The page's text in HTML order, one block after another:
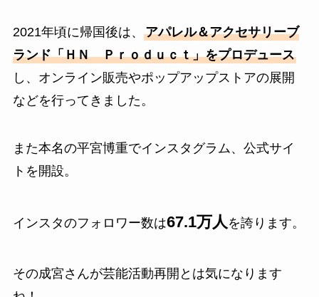
2021年頃に帰国後は、 アパレル＆アクセサリーブ
ランド「ＨＮ Ｐｒｏｄｕｃｔ」をプロデュース
し、オンライン販売やポップアップストアの展開
などを行ってきました。
また本名の平宮博重でインスタグラム、公式サイ
トを開設。
インスタのフォロワー数は67.1万人を誇ります。
その成宮さんが芸能活動再開とは気になります